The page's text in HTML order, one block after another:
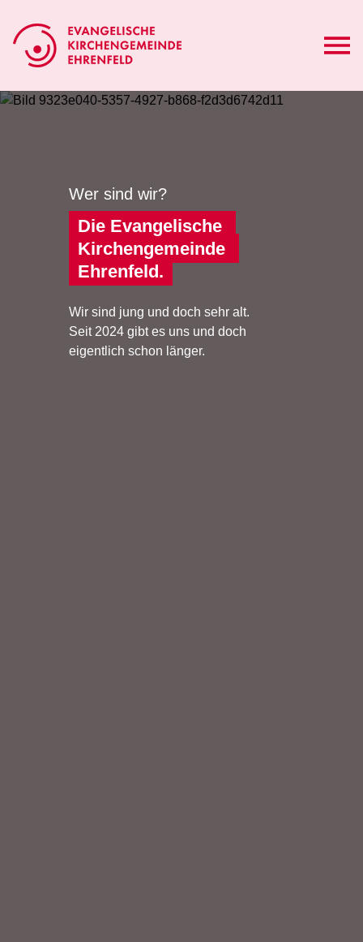
Wer sind wir?
Die Evangelische
Kirchengemeinde
Ehrenfeld.
Wir sind jung und doch sehr alt.
Seit 2024 gibt es uns und doch
eigentlich schon länger.